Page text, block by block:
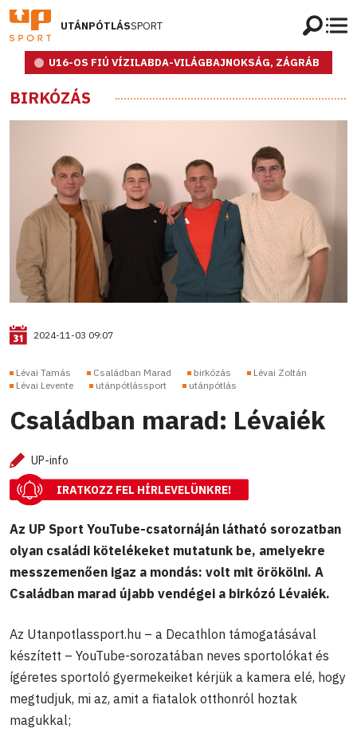
UTÁNPÓTLÁSSPORT
U16-OS FIÚ VÍZILABDA-VILÁGBAJNOKSÁG, ZÁGRÁB
BIRKÓZÁS
2024-11-03 09:07
Lévai Tamás Családban Marad birkózás
Lévai Zoltán
Lévai Levente
utánpótlássport utánpótlás
Családban marad: Lévaiék
UP-info
IRATKOZZ FEL HÍRLEVELÜNKRE!
Az UP Sport YouTube-csatornáján látható sorozatban
olyan családi kötelékeket mutatunk be, amelyekre
messzemenően igaz a mondás: volt mit örökölni. A
Családban marad újabb vendégei a birkózó Lévaiék.
Az Utanpotlassport.hu – a Decathlon támogatásával
készített – YouTube-sorozatában neves sportolókat és
ígéretes sportoló gyermekeiket kérjük a kamera elé, hogy
megtudjuk, mi az, amit a fiatalok otthonról hoztak
magukkal;